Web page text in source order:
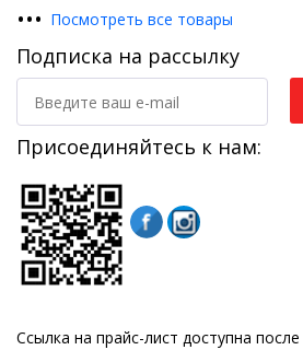
••• Посмотреть все товары
Подписка на рассылку
Присоединяйтесь к нам:
Ссылка на прайс-лист доступна после